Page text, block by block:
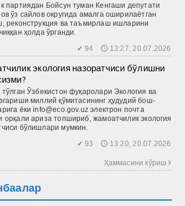
партиядан Бойсун туман Кенгаши депутати
ўз сайлов округида амалга оширилаётган
реконструкция ва таъмирлаш ишларини
ҳолда ўрганди.
✔ 94 🕔 13:27, 20.07.2026
экология назоратчиси бўлишни
Ўзбекистон фуқаролари Экология ва
миллий қўмитасининг ҳудудий бош­
ёки info@eco.gov.uz электрон почта
орқали ариза топшириб, жамоатчилик экология
бўлишлари мумкин.
✔ 93 🕔 13:20, 20.07.2026
Ҳаммасини кўриш 